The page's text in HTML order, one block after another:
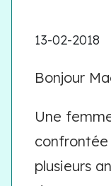
13-02-2018
Bonjour
Une
plusieurs